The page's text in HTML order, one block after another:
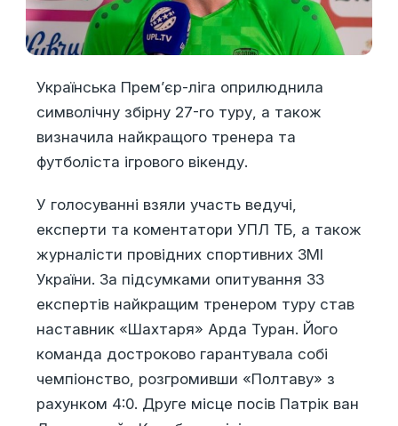
Українська Прем’єр-ліга оприлюднила
символічну збірну 27-го туру, а також
визначила найкращого тренера та
футболіста ігрового вікенду.
У голосуванні взяли участь ведучі,
експерти та коментатори УПЛ ТБ, а також
журналісти провідних спортивних ЗМІ
України. За підсумками опитування 33
експертів найкращим тренером туру став
наставник «Шахтаря» Арда Туран. Його
команда достроково гарантувала собі
чемпіонство, розгромивши «Полтаву» з
рахунком 4:0. Друге місце посів Патрік ван